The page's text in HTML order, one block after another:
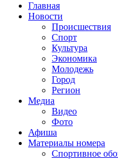
ГАЗЕТАГлавная
Новости
Происшествия
Спорт
Культура
Экономика
Молодежь
Город
Регион
Медиа
Видео
Фото
Афиша
Материалы номера
Спортивное